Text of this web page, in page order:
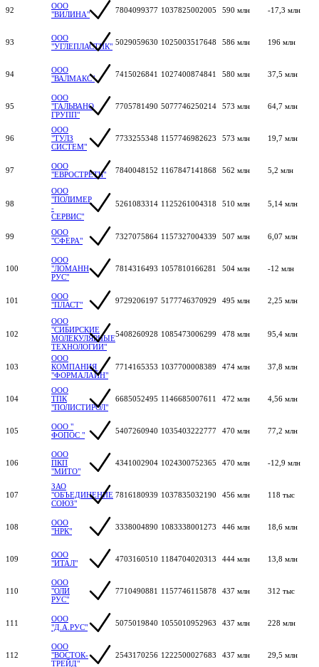
92
ООО
"ВИЛИНА"
7804099377 1037825002005 590 млн -17,3 млн
93
ООО
"УГЛЕПЛАСТИК" 5029059630 1025003517648 586 млн 196 млн
94
ООО
"ВАЛМАКС"
7415026841 1027400874841 580 млн 37,5 млн
95
ООО
"ГАЛЬВАНО
ГРУПП"
7705781490 5077746250214 573 млн 64,7 млн
96
ООО
"ТУЛЗ
СИСТЕМ"
7733255348 1157746982623 573 млн 19,7 млн
97
ООО
"ЕВРОСТРЕТЧ"
7840048152 1167847141868 562 млн 5,2 млн
98
ООО
"ПОЛИМЕР
-
СЕРВИС"
5261083314 1125261004318 510 млн 5,14 млн
99
ООО
"СФЕРА"
7327075864 1157327004339 507 млн 6,07 млн
100
ООО
"ЛОМАНН
РУС"
7814316493 1057810166281 504 млн -12 млн
101
ООО
"ПЛАСТ"
9729206197 5177746370929 495 млн 2,25 млн
102
ООО
"СИБИРСКИЕ
МОЛЕКУЛЯРНЫЕ
ТЕХНОЛОГИИ"
5408260928 1085473006299 478 млн 95,4 млн
103
ООО
КОМПАНИЯ
"ФОРМАЛАЙН"
7714165353 1037700008389 474 млн 37,8 млн
104
ООО
ТПК
"ПОЛИСТИРОЛ"
6685052495 1146685007611 472 млн 4,56 млн
105
ООО "
ФОПОС "
5407260940 1035403222777 470 млн 77,2 млн
106
ООО
ПКП
"МИТО"
4341002904 1024300752365 470 млн -12,9 млн
107
ЗАО
"ОБЪЕДИНЕНИЕ
СОЮЗ"
7816180939 1037835032190 456 млн 118 тыс
108
ООО
"НРК"
3338004890 1083338001273 446 млн 18,6 млн
109
ООО
"ИТАЛ"
4703160510 1184704020313 444 млн 13,8 млн
110
ООО
"ОЛИ
РУС"
7710490881 1157746115878 437 млн 312 тыс
111
ООО
"Д.А.РУС"
5075019840 1055010952963 437 млн 228 млн
112
ООО
"ВОСТОК-
ТРЕЙД"
2543170256 1222500027683 437 млн 29,5 млн